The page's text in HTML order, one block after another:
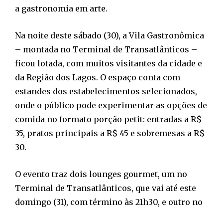
a gastronomia em arte.
Na noite deste sábado (30), a Vila Gastronômica
– montada no Terminal de Transatlânticos –
ficou lotada, com muitos visitantes da cidade e
da Região dos Lagos. O espaço conta com
estandes dos estabelecimentos selecionados,
onde o público pode experimentar as opções de
comida no formato porção petit: entradas a R$
35, pratos principais a R$ 45 e sobremesas a R$
30.
O evento traz dois lounges gourmet, um no
Terminal de Transatlânticos, que vai até este
domingo (31), com término às 21h30, e outro no